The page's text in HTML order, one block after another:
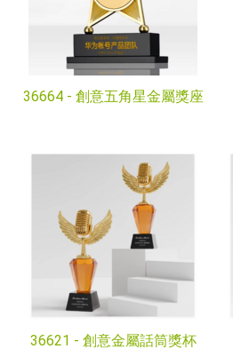
36664 - 創意五角星金屬獎座
36621 - 創意金屬話筒獎杯